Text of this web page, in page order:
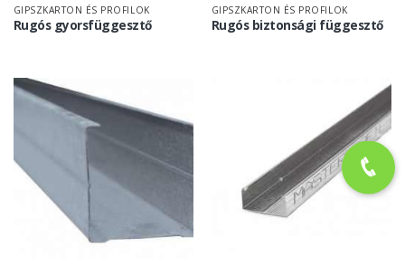
GIPSZKARTON ÉS PROFILOK
Rugós gyorsfüggesztő
GIPSZKARTON ÉS PROFILOK
Rugós biztonsági függesztő